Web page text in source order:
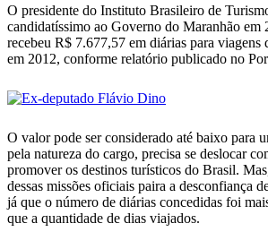
O presidente do Instituto Brasileiro de
candidatíssimo ao Governo do Maranhão
recebeu R$ 7.677,57 em diárias para viagens
em 2012, conforme relatório publicado no
O valor pode ser considerado até baixo para
pela natureza do cargo, precisa se deslocar
promover os destinos turísticos do Brasil.
dessas missões oficiais paira a desconfiança
já que o número de diárias concedidas foi
que a quantidade de dias viajados.